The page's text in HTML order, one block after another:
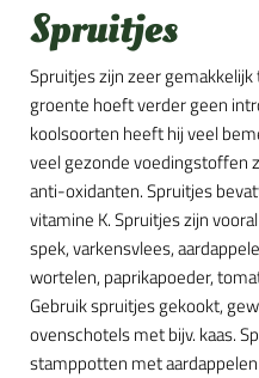
Spruitjes
Spruitjes zijn zeer
groente hoeft verder geen
koolsoorten heeft hij veel
veel gezonde voedingstoffen
anti-oxidanten. Spruitjes
vitamine K. Spruitjes zijn
spek, varkensvlees,
wortelen, paprikapoeder,
Gebruik spruitjes gekookt,
ovenschotels met bijv. kaas.
stamppotten met